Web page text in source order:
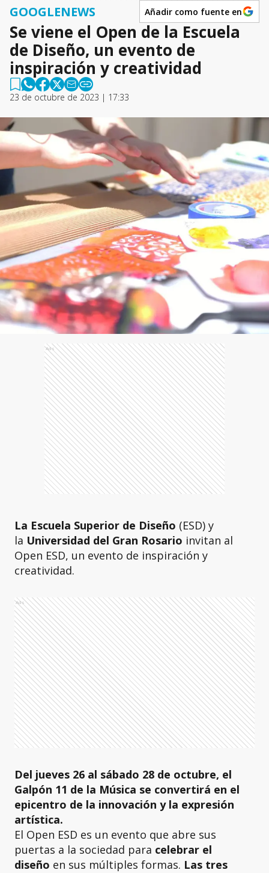
GOOGLENEWS Añadir como fuente en
Se viene el Open de la Escuela
de Diseño, un evento de
inspiración y creatividad
23 de octubre de 2023 | 17:33
Ads
La Escuela Superior de Diseño (ESD) y
la Universidad del Gran Rosario invitan al
Open ESD, un evento de inspiración y
creatividad.
Ads
Del jueves 26 al sábado 28 de octubre, el
Galpón 11 de la Música se convertirá en el
epicentro de la innovación y la expresión
artística.
El Open ESD es un evento que abre sus
puertas a la sociedad para celebrar el
diseño en sus múltiples formas. Las tres